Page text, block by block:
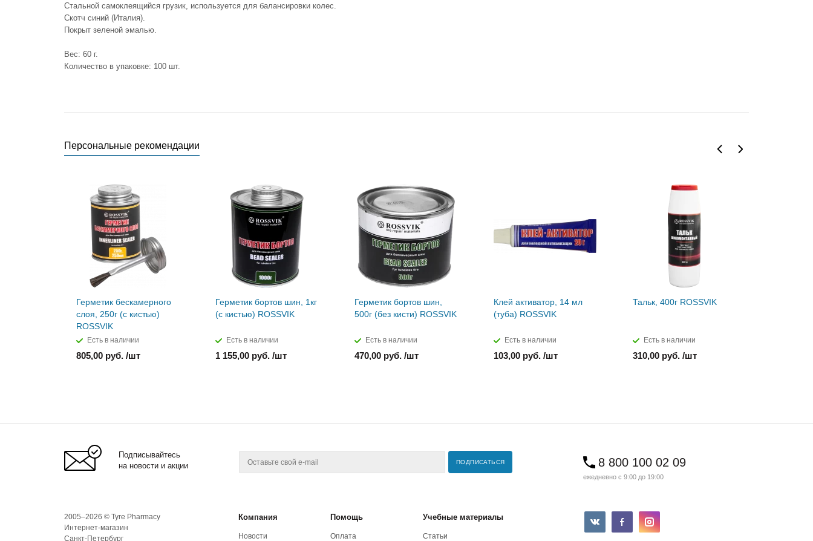
Стальной самоклеящийся грузик, используется для балансировки колес.
Скотч синий (Италия).
Покрыт зеленой эмалью.
Вес: 60 г.
Количество в упаковке: 100 шт.
Персональные рекомендации
Герметик бескамерного
слоя, 250г (с кистью)
ROSSVIK
Есть в наличии
805,00 руб. /шт
Герметик бортов шин, 1кг
(с кистью) ROSSVIK
Есть в наличии
1 155,00 руб. /шт
Герметик бортов шин,
500г (без кисти) ROSSVIK
Есть в наличии
470,00 руб. /шт
Клей активатор, 14 мл
(туба) ROSSVIK
Есть в наличии
103,00 руб. /шт
Тальк, 400г ROSSVIK
Есть в наличии
310,00 руб. /шт
Подписывайтесь
на новости и акции
8 800 100 02 09
ежедневно с 9:00 до 19:00
2005–2026 © Tyre Pharmacy
Интернет-магазин
Санкт-Петербург
Компания Помощь Учебные материалы
Новости Оплата Статьи